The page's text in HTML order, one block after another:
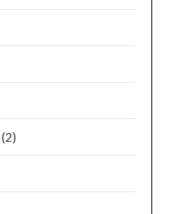
(2)